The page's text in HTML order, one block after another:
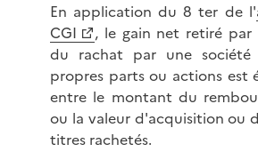
En application du 8 ter de l'
CGI
, le gain net retiré par
du rachat par une société
propres parts ou actions est
entre le montant du
ou la valeur d'acquisition ou
titres rachetés.